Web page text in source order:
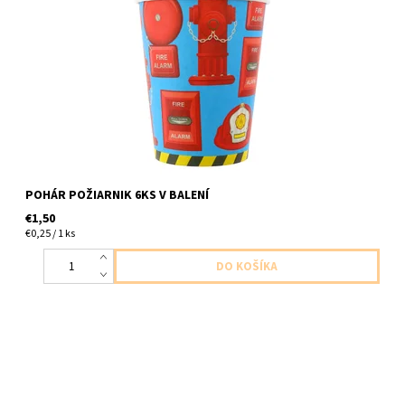
papierovy pohar poziarnik 6ks v balení velkost 270ml
POHÁR POŽIARNIK 6KS V BALENÍ
€1,50
€0,25 / 1 ks